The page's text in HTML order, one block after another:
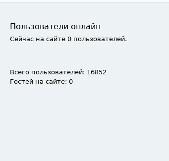
Пользователи онлайн
Сейчас на сайте 0 пользователей.
Всего пользователей: 16852
Гостей на сайте: 0